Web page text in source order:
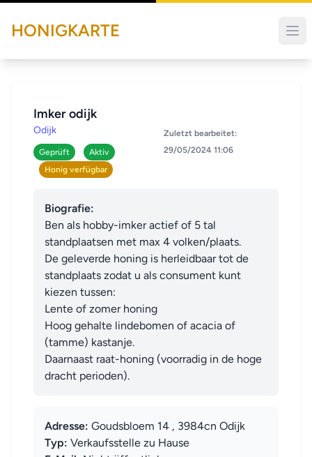
HONIGKARTE
Imker odijk
Odijk
Geprüft
Aktiv
Honig verfügbar
Zuletzt bearbeitet:
29/05/2024 11:06
Biografie:
Ben als hobby-imker actief of 5 tal
standplaatsen met max 4 volken/plaats.
De geleverde honing is herleidbaar tot de
standplaats zodat u als consument kunt
kiezen tussen:
Lente of zomer honing
Hoog gehalte lindebomen of acacia of
(tamme) kastanje.
Daarnaast raat-honing (voorradig in de hoge
dracht perioden).
Adresse: Goudsbloem 14 , 3984cn Odijk
Typ: Verkaufsstelle zu Hause